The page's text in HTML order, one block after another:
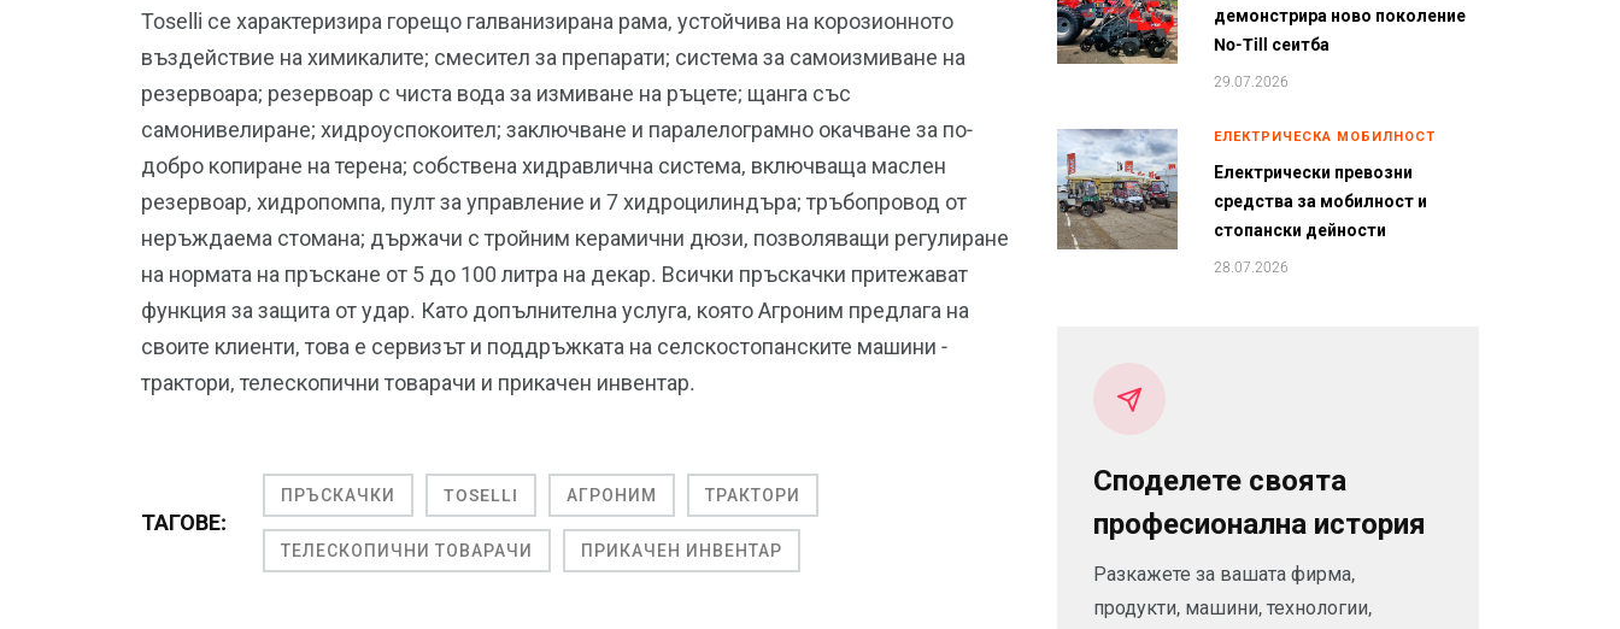
Toselli се характеризира горещо галванизирана рама, устойчива на корозионното
въздействие на химикалите; смесител за препарати; система за самоизмиване на
резервоара; резервоар с чиста вода за измиване на ръцете; щанга със
самонивелиране; хидроуспокоител; заключване и паралелограмно окачване за по-
добро копиране на терена; собствена хидравлична система, включваща маслен
резервоар, хидропомпа, пулт за управление и 7 хидроцилиндъра; тръбопровод от
неръждаема стомана; държачи с тройним керамични дюзи, позволяващи регулиране
на нормата на пръскане от 5 до 100 литра на декар. Всички пръскачки притежават
функция за защита от удар. Като допълнителна услуга, която Агроним предлага на
своите клиенти, това е сервизът и поддръжката на селскостопанските машини -
трактори, телескопични товарачи и прикачен инвентар.
ТАГОВЕ:
ПРЪСКАЧКИ TOSELLI АГРОНИМ ТРАКТОРИ
ТЕЛЕСКОПИЧНИ ТОВАРАЧИ ПРИКАЧЕН ИНВЕНТАР
демонстрира ново поколение
No-Till сеитба
29.07.2026
ЕЛЕКТРИЧЕСКА МОБИЛНОСТ
Електрически превозни
средства за мобилност и
стопански дейности
28.07.2026
Споделете своята
професионална история
Разкажете за вашата фирма,
продукти, машини, технологии,